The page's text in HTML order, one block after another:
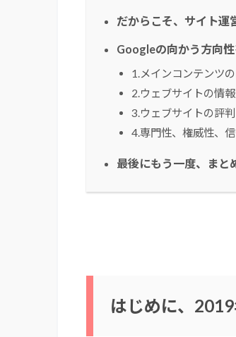
だからこそ、サイト運
Googleの向かう方向
1.メインコンテンツ
2.ウェブサイトの情
3.ウェブサイトの評判
4.専門性、権威性、
最後にもう一度、まと
はじめに、